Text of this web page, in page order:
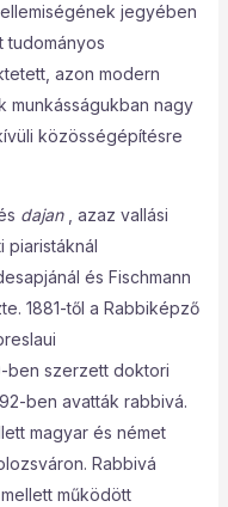
jegyében
tudományos
azon modern
munkásságukban nagy
közösségépítésre
dajan, azaz vallási
piaristáknál
és Fischmann
1881-től a Rabbiképző
ben szerzett doktori
ben avatták rabbivá.
magyar és német
Rabbivá
működött